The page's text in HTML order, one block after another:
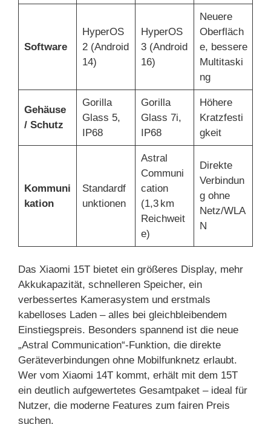
Software
HyperOS
2 (Android
14)
HyperOS
3 (Android
16)
Neuere
Oberfläch
e, bessere
Multitaski
ng
Gehäuse
/ Schutz
Gorilla
Glass 5,
IP68
Gorilla
Glass 7i,
IP68
Höhere
Kratzfesti
gkeit
Kommuni
kation
Standardf
unktionen
Astral
Communi
cation
(1,3 km
Reichweit
e)
Direkte
Verbindun
g ohne
Netz/WLA
N
Das Xiaomi 15T bietet ein größeres Display, mehr
Akkukapazität, schnelleren Speicher, ein
verbessertes Kamerasystem und erstmals
kabelloses Laden – alles bei gleichbleibendem
Einstiegspreis. Besonders spannend ist die neue
„Astral Communication“-Funktion, die direkte
Geräteverbindungen ohne Mobilfunknetz erlaubt.
Wer vom Xiaomi 14T kommt, erhält mit dem 15T
ein deutlich aufgewertetes Gesamtpaket – ideal für
Nutzer, die moderne Features zum fairen Preis
suchen.